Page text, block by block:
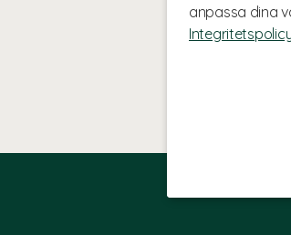
anpassa dina